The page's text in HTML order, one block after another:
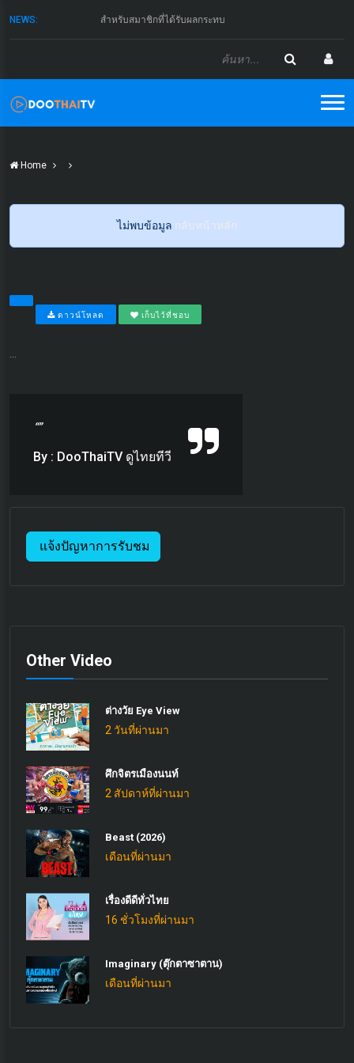
NEWS: สำหรับสมาชิกที่ได้รับผลกระทบ
Home
ไม่พบข้อมูล กลับหน้าหลัก
ดาวน์โหลด เก็บไว้ที่ชอบ
“”
By : DooThaiTV ดูไทยทีวี
แจ้งปัญหาการรับชม
Other Video
ต่างวัย Eye View
2 วันที่ผ่านมา
ศึกจิตรเมืองนนท์
2 สัปดาห์ที่ผ่านมา
Beast (2026)
เดือนที่ผ่านมา
เรื่องดีดีทั่วไทย
16 ชั่วโมงที่ผ่านมา
Imaginary (ตุ๊กตาซาตาน)
เดือนที่ผ่านมา